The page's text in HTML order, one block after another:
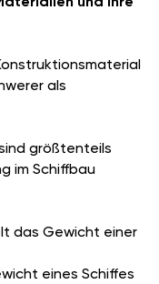
als
größtenteils
im Schiffbau
das Gewicht einer
eines Schiffes